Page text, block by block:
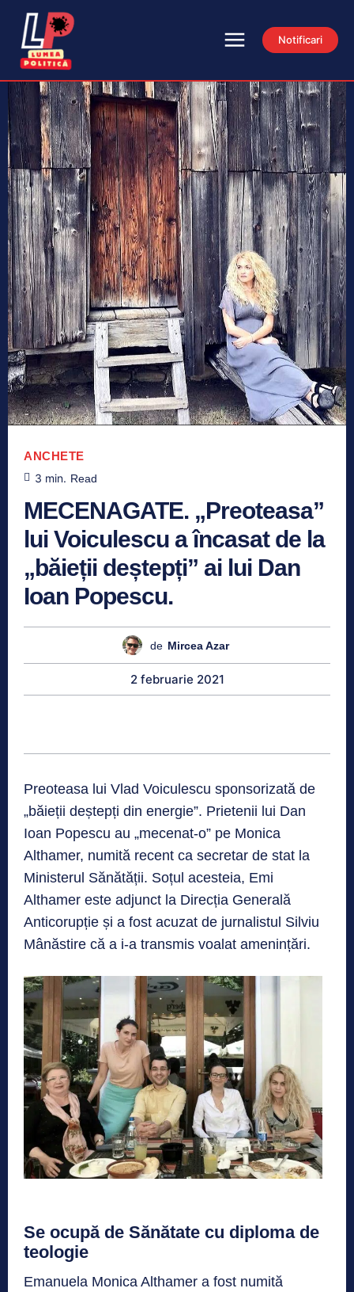
Notificari
ANCHETE
3 min. Read
MECENAGATE. „Preoteasa”
lui Voiculescu a încasat de la
„băieții deștepți” ai lui Dan
Ioan Popescu.
de Mircea Azar
2 februarie 2021
Preoteasa lui Vlad Voiculescu sponsorizată de
„băieții deștepți din energie”. Prietenii lui Dan
Ioan Popescu au „mecenat-o” pe Monica
Althamer, numită recent ca secretar de stat la
Ministerul Sănătății. Soțul acesteia, Emi
Althamer este adjunct la Direcția Generală
Anticorupție și a fost acuzat de jurnalistul Silviu
Mânăstire că a i-a transmis voalat amenințări.
Se ocupă de Sănătate cu diploma de
teologie
Emanuela Monica Althamer a fost numită